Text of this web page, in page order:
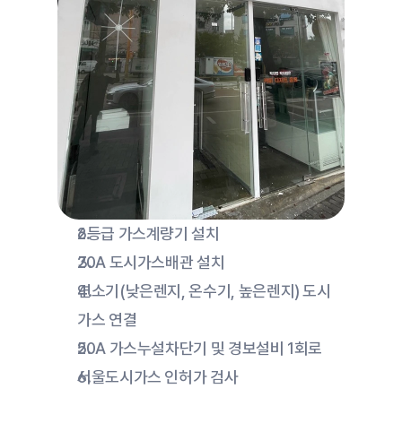
6등급 가스계량기 설치
20A 도시가스배관 설치
연소기(낮은렌지, 온수기, 높은렌지) 도시
가스 연결
20A 가스누설차단기 및 경보설비 1회로
서울도시가스 인허가 검사